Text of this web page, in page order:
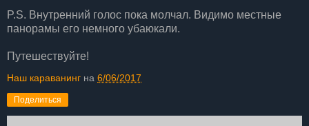
P.S. Внутренний голос пока молчал. Видимо местные
панорамы его немного убаюкали.
Путешествуйте!
Наш караванинг на 6/06/2017
Поделиться